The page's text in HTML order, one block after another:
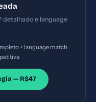
detalhado e language
+ language match
— R$47